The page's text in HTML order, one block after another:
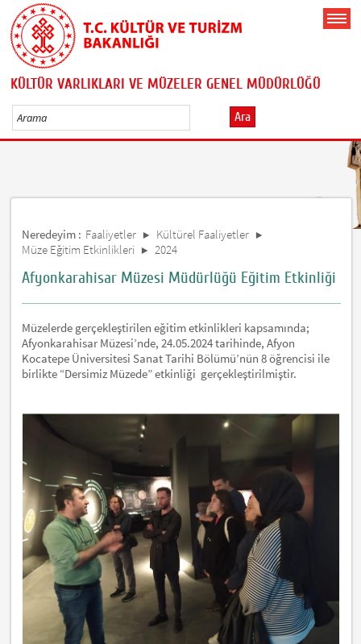
KÜLTÜR VARLIKLARI VE MÜZELER GENEL MÜDÜRLÜĞÜ
Ara
Neredeyim : Faaliyetler
Kültürel Faaliyetler
Müze Eğitim Etkinlikleri
2024
Afyonkarahisar Müzesi Müdürlüğü Eğitim Etkinliği
Müzelerde gerçekleştirilen eğitim etkinlikleri kapsamında;
Afyonkarahisar Müzesi’nde, 24.05.2024 tarihinde, Afyon
Kocatepe Üniversitesi Sanat Tarihi Bölümü’nün 8 öğrencisi ile
birlikte “Dersimiz Müzede” etkinliği gerçekleştirilmiştir.